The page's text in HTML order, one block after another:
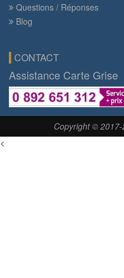
Questions / Réponses
Blog
CONTACT
Assistance Carte Grise
Copyright ©
<